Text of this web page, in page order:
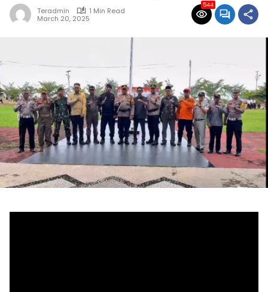
Teradmin
1 Min Read
March 20, 2025
544